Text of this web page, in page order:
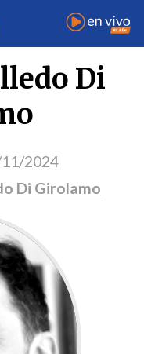
Di
2024
Di Girolamo